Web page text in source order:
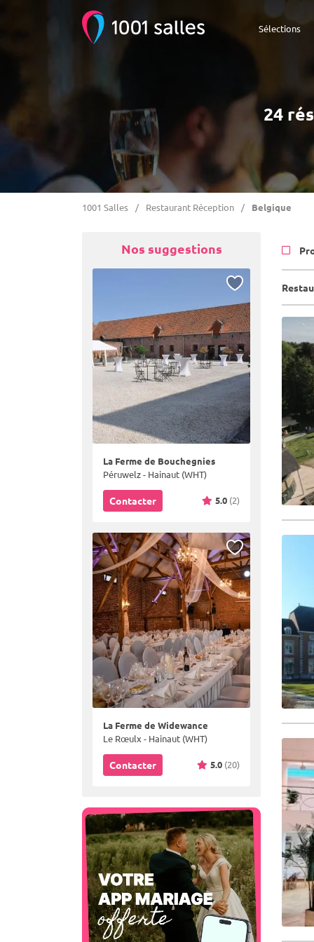
Sélections
24
1001 Salles Restaurant Réception Belgique
Nos suggestions
La Ferme de Bouchegnies
Péruwelz - Hainaut (WHT)
Contacter 5.0 (2)
La Ferme de Widewance
Le Rœulx - Hainaut (WHT)
Contacter 5.0 (20)